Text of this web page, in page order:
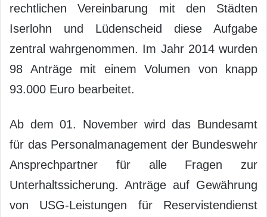
rechtlichen Vereinbarung mit den Städten
Iserlohn und Lüdenscheid diese Aufgabe
zentral wahrgenommen. Im Jahr 2014 wurden
98 Anträge mit einem Volumen von knapp
93.000 Euro bearbeitet.
Ab dem 01. November wird das Bundesamt
für das Personalmanagement der Bundeswehr
Ansprechpartner für alle Fragen zur
Unterhaltssicherung. Anträge auf Gewährung
von USG-Leistungen für Reservistendienst